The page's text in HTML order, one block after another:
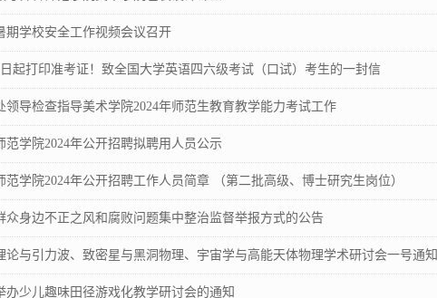
期学校安全工作视频会议召开
起打印准考证！致全国大学英语四六级考试（口试）考生的一封信
领导检查指导美术学院2024年师范生教育教学能力考试工作
范学院2024年公开招聘拟聘用人员公示
范学院2024年公开招聘工作人员简章 （第二批高级、博士研究生岗位）
众身边不正之风和腐败问题集中整治监督举报方式的公告
论与引力波、致密星与黑洞物理、宇宙学与高能天体物理学术研讨会一号通知
办少儿趣味田径游戏化教学研讨会的通知